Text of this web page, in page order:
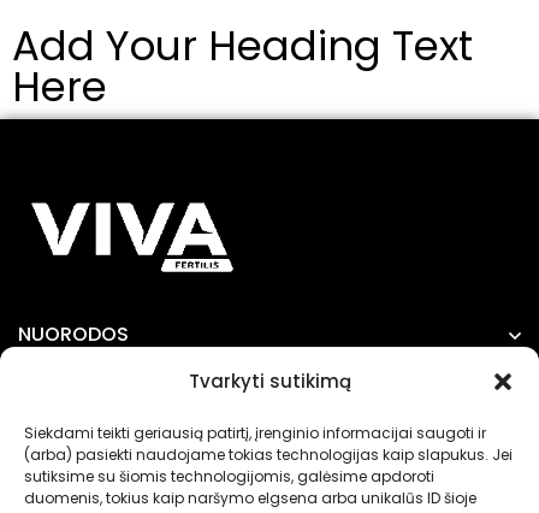
Tvarkyti sutikimą
Siekdami teikti geriausią patirtį, įrenginio informacijai saugoti ir
(arba) pasiekti naudojame tokias technologijas kaip slapukus. Jei
sutiksime su šiomis technologijomis, galėsime apdoroti
duomenis, tokius kaip naršymo elgsena arba unikalūs ID šioje
dabar ir
sodininkams
Add Your Heading Text
Here
NUORODOS
INFORMACIJA